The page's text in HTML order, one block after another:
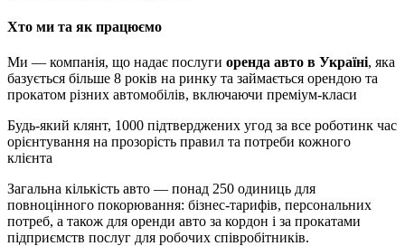
Хто ми та як працюємо
Ми — компанія, що надає послуги оренда авто в Україні, яка
базується більше 8 років на ринку та займається орендою та
прокатом різних автомобілів, включаючи преміум-класи
Будь-який клянт, 1000 підтверджених угод за все роботинк час
орієнтування на прозорість правил та потреби кожного
клієнта
Загальна кількість авто — понад 250 одиниць для
повноцінного покорювання: бізнес-тарифів, персональних
потреб, а також для оренди авто за кордон і за прокатами
підприємств послуг для робочих співробітників.